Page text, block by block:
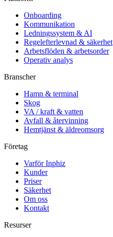
Onboarding
Kommunikation
Ledningssystem & AI
Regelefterlevnad & säkerhet
Arbetsflöden & arbetsorder
Operativ analys
Branscher
Hamn & terminal
Skog
VA / kraft & vatten
Avfall & återvinning
Hemtjänst & äldreomsorg
Företag
Varför Inphiz
Kunder
Priser
Säkerhet
Om oss
Kontakt
Resurser